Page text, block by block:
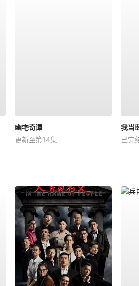
幽宅奇谭
更新至第14集
我当
已完